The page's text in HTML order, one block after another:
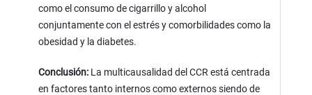
como el consumo de cigarrillo y alcohol
conjuntamente con el estrés y comorbilidades como la
obesidad y la diabetes.
Conclusión: La multicausalidad del CCR está centrada
en factores tanto internos como externos siendo de